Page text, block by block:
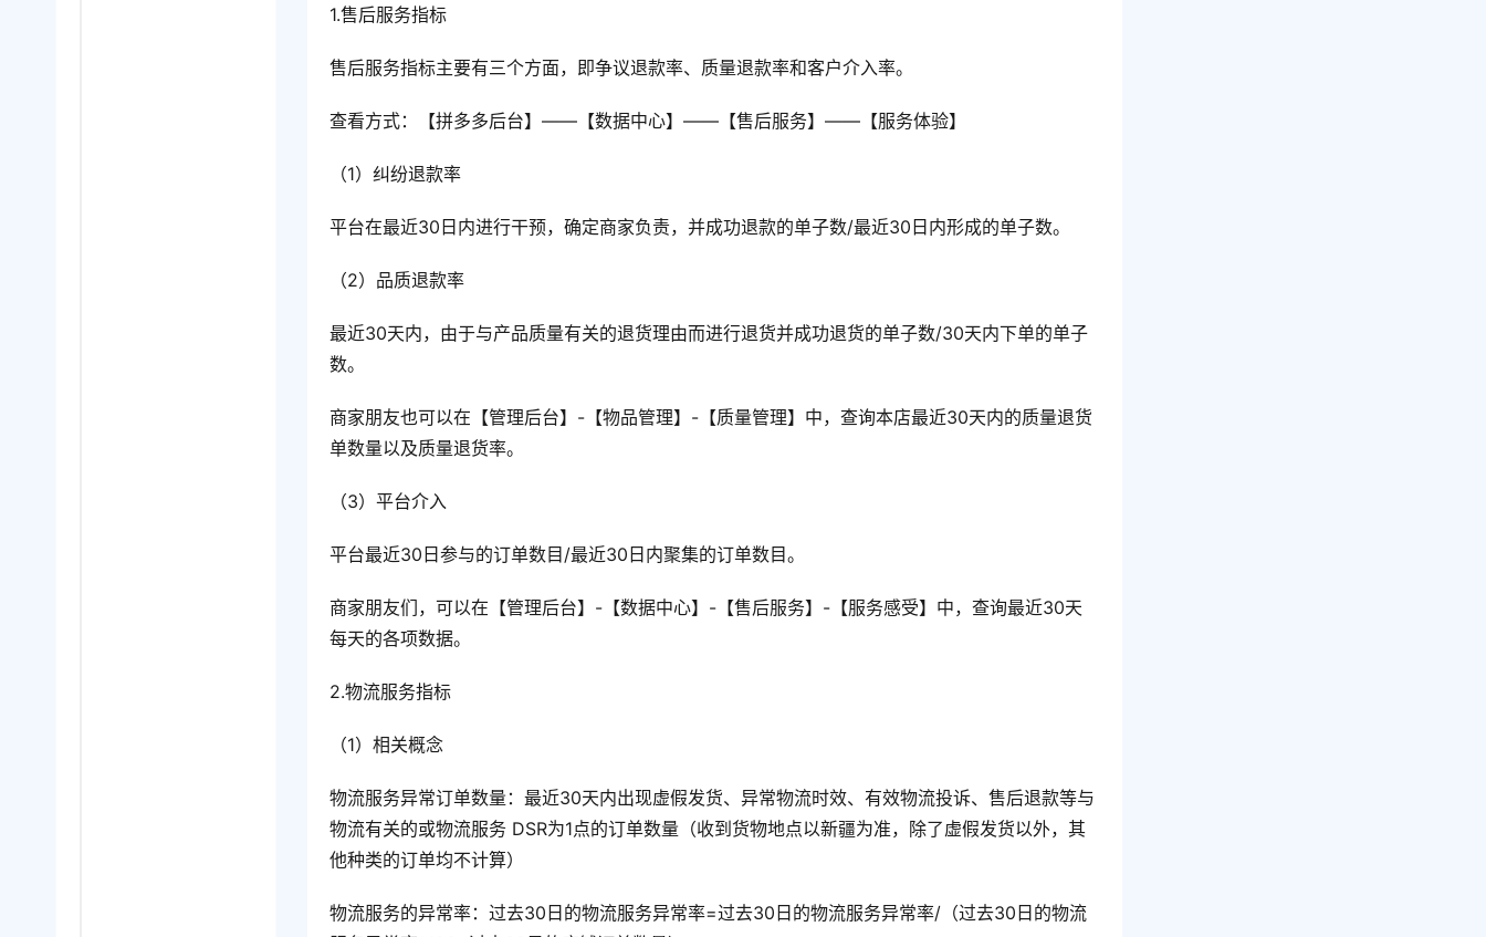
1.售后服务指标
售后服务指标主要有三个方面，即争议退款率、质量退款率和客户介入率。
查看方式：【拼多多后台】——【数据中心】——【售后服务】——【服务体验】
（1）纠纷退款率
平台在最近30日内进行干预，确定商家负责，并成功退款的单子数/最近30日内形成的单子数。
（2）品质退款率
最近30天内，由于与产品质量有关的退货理由而进行退货并成功退货的单子数/30天内下单的单子
数。
商家朋友也可以在【管理后台】-【物品管理】-【质量管理】中，查询本店最近30天内的质量退货
单数量以及质量退货率。
（3）平台介入
平台最近30日参与的订单数目/最近30日内聚集的订单数目。
商家朋友们，可以在【管理后台】-【数据中心】-【售后服务】-【服务感受】中，查询最近30天
每天的各项数据。
2.物流服务指标
（1）相关概念
物流服务异常订单数量：最近30天内出现虚假发货、异常物流时效、有效物流投诉、售后退款等与
物流有关的或物流服务 DSR为1点的订单数量（收到货物地点以新疆为准，除了虚假发货以外，其
他种类的订单均不计算）
物流服务的异常率：过去30日的物流服务异常率=过去30日的物流服务异常率/（过去30日的物流